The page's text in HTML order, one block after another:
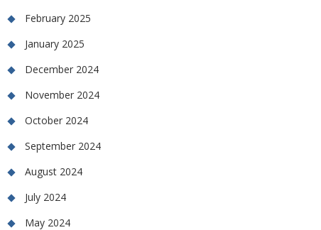
February 2025
January 2025
December 2024
November 2024
October 2024
September 2024
August 2024
July 2024
May 2024